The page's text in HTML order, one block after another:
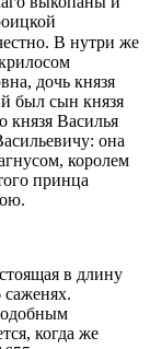
В нутри же
дочь князя
был сын князя
князя Василья
она
королем
принца
в длину
когда же